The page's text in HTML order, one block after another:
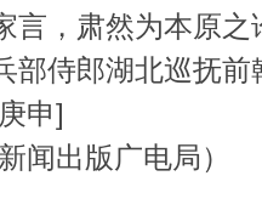
言，肃然为本原
部侍郎湖北巡抚
申]
闻出版广电局）